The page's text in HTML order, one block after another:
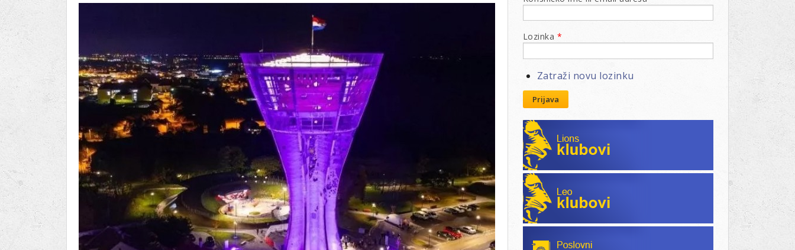
Lions International
Podaci o LEO D-126 i kontakt
Lozinka *
Zatraži novu lozinku
Prijava
Lions klubovi
Leo klubovi